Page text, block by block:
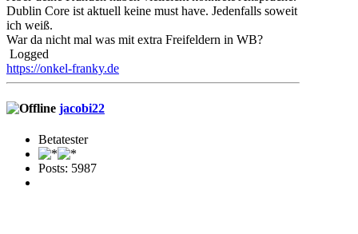
Dublin Core ist aktuell keine must have. Jedenfalls soweit
ich weiß.
War da nicht mal was mit extra Freifeldern in WB?
Logged
https://onkel-franky.de
jacobi22
Betatester
Posts: 5987